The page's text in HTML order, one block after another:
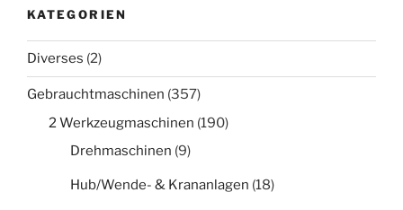
KATEGORIEN
Diverses (2)
Gebrauchtmaschinen (357)
2 Werkzeugmaschinen (190)
Drehmaschinen (9)
Hub/Wende- & Krananlagen (18)